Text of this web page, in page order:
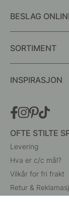
BESLAG
SORTIMENT
INSPIRASJON
OFTE STILTE
Levering
Hva er c/c mål?
Vilkår for fri frakt
Retur &